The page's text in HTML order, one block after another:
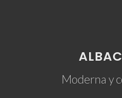
Moderna y